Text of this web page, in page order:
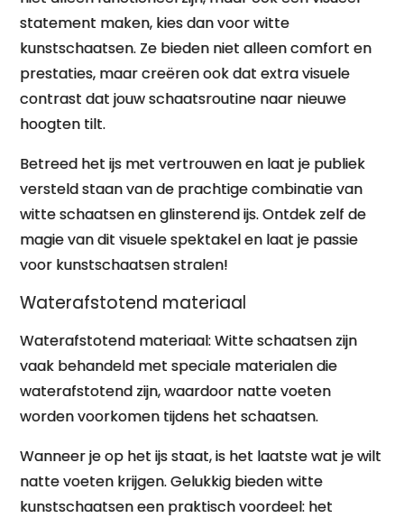
statement maken, kies dan voor witte
kunstschaatsen. Ze bieden niet alleen comfort en
prestaties, maar creëren ook dat extra visuele
contrast dat jouw schaatsroutine naar nieuwe
hoogten tilt.
Betreed het ijs met vertrouwen en laat je publiek
versteld staan van de prachtige combinatie van
witte schaatsen en glinsterend ijs. Ontdek zelf de
magie van dit visuele spektakel en laat je passie
voor kunstschaatsen stralen!
Waterafstotend materiaal
Waterafstotend materiaal: Witte schaatsen zijn
vaak behandeld met speciale materialen die
waterafstotend zijn, waardoor natte voeten
worden voorkomen tijdens het schaatsen.
Wanneer je op het ijs staat, is het laatste wat je wilt
natte voeten krijgen. Gelukkig bieden witte
kunstschaatsen een praktisch voordeel: het